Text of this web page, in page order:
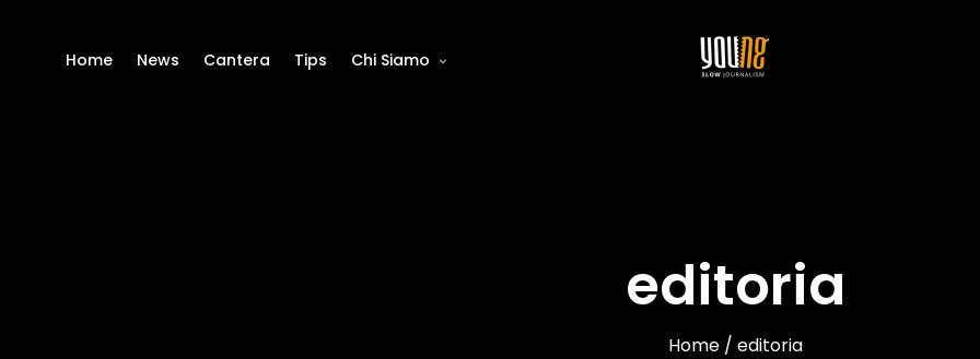
Home News Cantera Tips Chi Siamo
editoria
Home / editoria